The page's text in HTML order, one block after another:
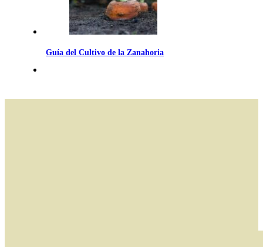
Guía del Cultivo de la Zanahoria